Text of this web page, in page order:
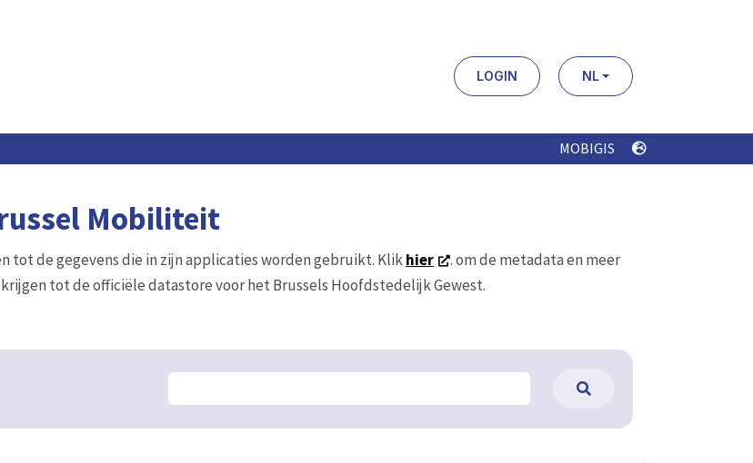
LOGIN NL
MOBIGIS
Mobiliteit
tot de gegevens die in zijn applicaties worden gebruikt. Klikhier
. om de metadata en meer
tot de officiële datastore voor het Brussels Hoofdstedelijk Gewest.